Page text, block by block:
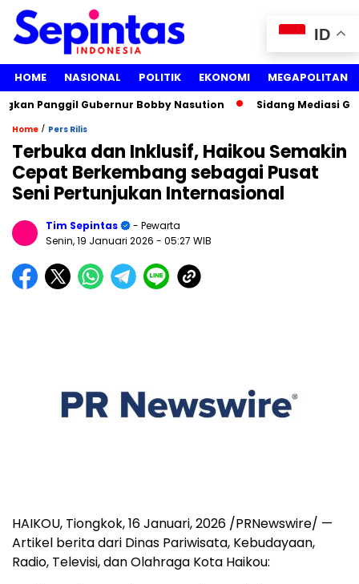
HOME NASIONAL POLITIK EKONOMI MEGAPOLITAN
Panggil Gubernur Bobby Nasution Sidang Mediasi
Home / Pers Rilis
Terbuka dan Inklusif, Haikou Semakin
Cepat Berkembang sebagai Pusat
Seni Pertunjukan Internasional
Tim Sepintas
- Pewarta
Senin, 19 Januari 2026 - 05:27 WIB
HAIKOU, Tiongkok,16 Januari, 2026 /PRNewswire/ —
Artikel berita dari Dinas Pariwisata, Kebudayaan,
Radio, Televisi, dan Olahraga Kota Haikou:
ID